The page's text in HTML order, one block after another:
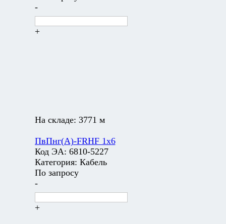
-
+
На складе: 3771 м
ПвПнг(А)-FRHF 1х6
Код ЭА: 6810-5227
Категория: Кабель
По запросу
-
+